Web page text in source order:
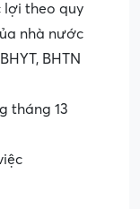
theo quy
nhà nước
BHTN
tháng 13